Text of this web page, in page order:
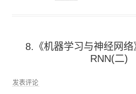
8.《机器学习与神经网
RNN(二)
发表评论